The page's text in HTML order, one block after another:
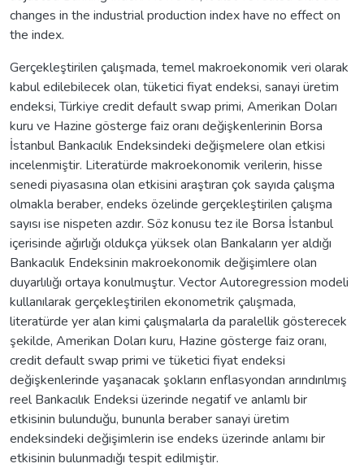
changes in the industrial production index have no effect on
the index.
Gerçekleştirilen çalışmada, temel makroekonomik veri olarak
kabul edilebilecek olan, tüketici fiyat endeksi, sanayi üretim
endeksi, Türkiye credit default swap primi, Amerikan Doları
kuru ve Hazine gösterge faiz oranı değişkenlerinin Borsa
İstanbul Bankacılık Endeksindeki değişmelere olan etkisi
incelenmiştir. Literatürde makroekonomik verilerin, hisse
senedi piyasasına olan etkisini araştıran çok sayıda çalışma
olmakla beraber, endeks özelinde gerçekleştirilen çalışma
sayısı ise nispeten azdır. Söz konusu tez ile Borsa İstanbul
içerisinde ağırlığı oldukça yüksek olan Bankaların yer aldığı
Bankacılık Endeksinin makroekonomik değişimlere olan
duyarlılığı ortaya konulmuştur. Vector Autoregression modeli
kullanılarak gerçekleştirilen ekonometrik çalışmada,
literatürde yer alan kimi çalışmalarla da paralellik gösterecek
şekilde, Amerikan Doları kuru, Hazine gösterge faiz oranı,
credit default swap primi ve tüketici fiyat endeksi
değişkenlerinde yaşanacak şokların enflasyondan arındırılmış
reel Bankacılık Endeksi üzerinde negatif ve anlamlı bir
etkisinin bulunduğu, bununla beraber sanayi üretim
endeksindeki değişimlerin ise endeks üzerinde anlamı bir
etkisinin bulunmadığı tespit edilmiştir.